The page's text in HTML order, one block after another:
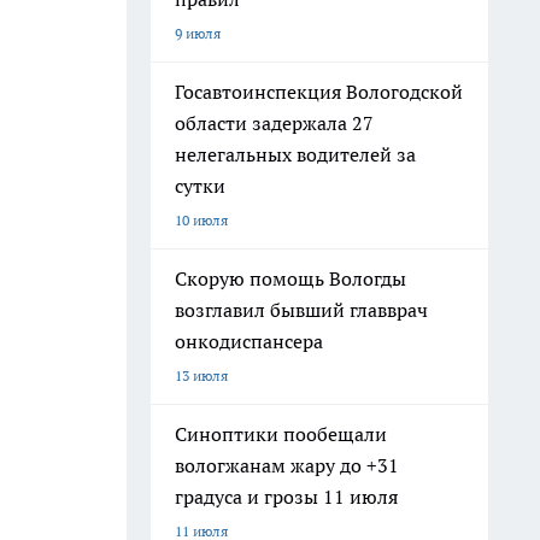
9 июля
Госавтоинспекция Вологодской
области задержала 27
нелегальных водителей за
сутки
10 июля
Скорую помощь Вологды
возглавил бывший главврач
онкодиспансера
13 июля
Синоптики пообещали
вологжанам жару до +31
градуса и грозы 11 июля
11 июля